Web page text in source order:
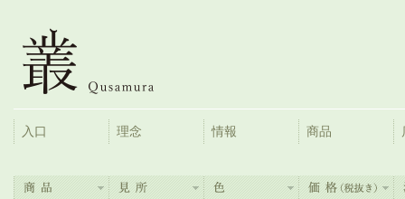
入口 理念 情報 商品